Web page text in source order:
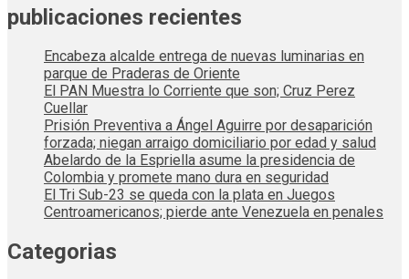
publicaciones recientes
Encabeza alcalde entrega de nuevas luminarias en
parque de Praderas de Oriente
El PAN Muestra lo Corriente que son; Cruz Perez
Cuellar
Prisión Preventiva a Ángel Aguirre por desaparición
forzada; niegan arraigo domiciliario por edad y salud
Abelardo de la Espriella asume la presidencia de
Colombia y promete mano dura en seguridad
El Tri Sub-23 se queda con la plata en Juegos
Centroamericanos; pierde ante Venezuela en penales
Categorias